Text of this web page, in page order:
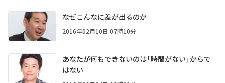
なぜこんなに差が出るのか
2016年02月10日 07時10分
あなたが何もできないのは「時間がない」からで
はない